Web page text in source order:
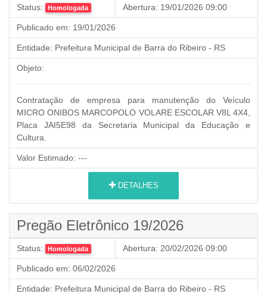
Status: Homologada Abertura: 19/01/2026 09:00
Publicado em: 19/01/2026
Entidade: Prefeitura Municipal de Barra do Ribeiro - RS
Objeto:
Contratação de empresa para manutenção do Veículo
MICRO ONIBOS MARCOPOLO VOLARE ESCOLAR V8L 4X4,
Placa JAI5E98 da Secretaria Municipal da Educação e
Cultura.
Valor Estimado: ---
DETALHES
Pregão Eletrônico 19/2026
Status: Homologada Abertura: 20/02/2026 09:00
Publicado em: 06/02/2026
Entidade: Prefeitura Municipal de Barra do Ribeiro - RS